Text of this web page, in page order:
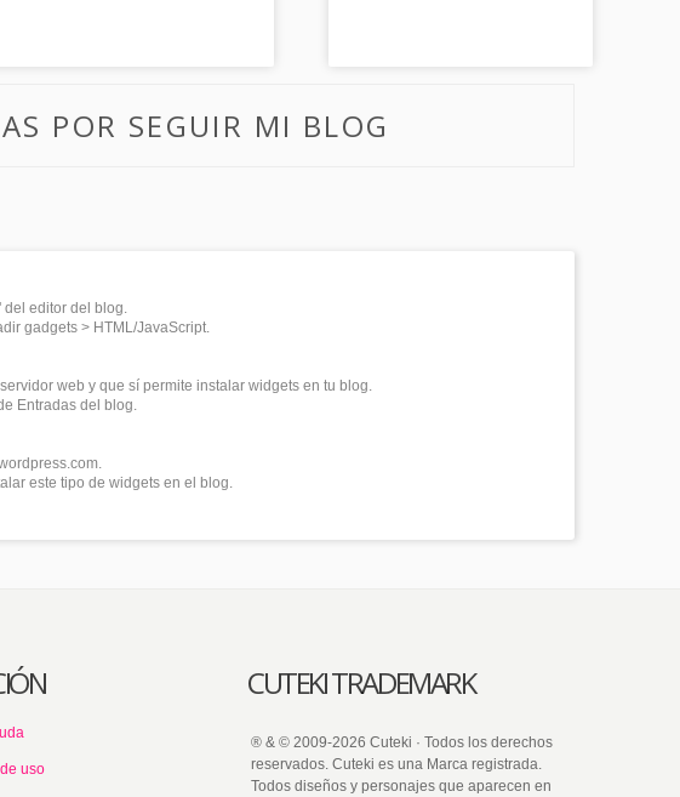
POR SEGUIR MI BLOG
del editor del blog.
gadgets > HTML/JavaScript.
web y que sí permite instalar widgets en tu blog.
Entradas del blog.
este tipo de widgets en el blog.
uso
CUTEKI TRADEMARK
® & © 2009-2026 Cuteki · Todos los derechos
reservados. Cuteki es una Marca registrada.
Todos diseños y personajes que aparecen en